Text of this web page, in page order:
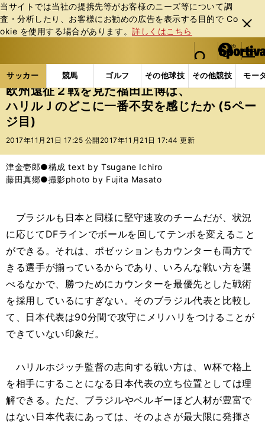
当サイトでは当社の提携先等がお客様のニーズ等について調
査・分析したり、お客様にお勧めの広告を表⽰する⽬的で Co
okie を使⽤する場合があります。詳しくはこちら
閉じ
る
web Sportiva (webスポルティーバ)
検索
マイペ
ー
ジ
メニュ
サッカー 競馬 ゴルフ その他球技 その他競技 モー
ス
ポ
ル
テ
ー
バ
サッカーの記事一覧 サッカー代表 日本代表 欧
欧州遠征２戦を見た福田正博は、
ハリルＪのどこに一番不安を感じたか (5ペー
ジ目)
2017年11月21日 17:25 公開 2017年11月21日 17:44 更新
津金壱郎●構成 text by Tsugane Ichiro
藤田真郷●撮影photo by Fujita Masato
ブラジルも日本と同様に堅守速攻のチームだが、状況
に応じてDFラインでボールを回してテンポを変えること
ができる。それは、ポゼッションもカウンターも両方で
きる選手が揃っているからであり、いろんな戦い方を選
べるなかで、勝つためにカウンターを最優先とした戦術
を採用しているにすぎない。そのブラジル代表と比較し
て、日本代表は90分間で攻守にメリハリをつけることが
できていない印象だ。
ハリルホジッチ監督の志向する戦い方は、Ｗ杯で格上
を相手にすることになる日本代表の立ち位置としては理
解できる。ただ、ブラジルやベルギーほど人材が豊富で
はない日本代表にあっては、そのよさが最大限に発揮さ